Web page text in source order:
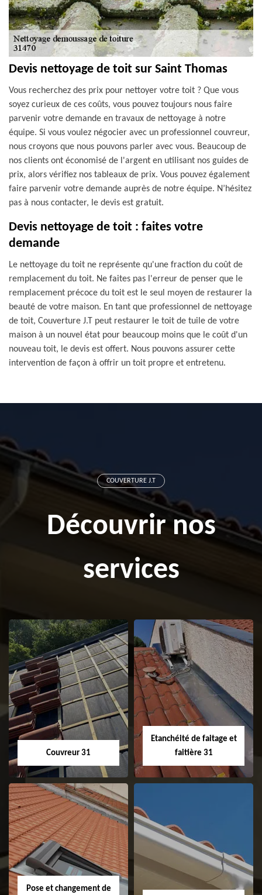
Devis nettoyage de toit sur Saint Thomas
Vous recherchez des prix pour nettoyer votre toit ? Que vous
soyez curieux de ces coûts, vous pouvez toujours nous faire
parvenir votre demande en travaux de nettoyage à notre
équipe. Si vous voulez négocier avec un professionnel couvreur,
nous croyons que nous pouvons parler avec vous. Beaucoup de
nos clients ont économisé de l'argent en utilisant nos guides de
prix, alors vérifiez nos tableaux de prix. Vous pouvez également
faire parvenir votre demande auprès de notre équipe. N’hésitez
pas à nous contacter, le devis est gratuit.
Devis nettoyage de toit : faites votre
demande
Le nettoyage du toit ne représente qu'une fraction du coût de
remplacement du toit. Ne faites pas l'erreur de penser que le
remplacement précoce du toit est le seul moyen de restaurer la
beauté de votre maison. En tant que professionnel de nettoyage
de toit, Couverture J.T peut restaurer le toit de tuile de votre
maison à un nouvel état pour beaucoup moins que le coût d'un
nouveau toit, le devis est offert. Nous pouvons assurer cette
intervention de façon à offrir un toit propre et entretenu.
COUVERTURE J.T
Découvrir nos
services
Couvreur 31
Couvreur 31
Etanchéité de faitage et
faitière 31
Etanchéité de
faitage et faitière
31
Pose et changement de